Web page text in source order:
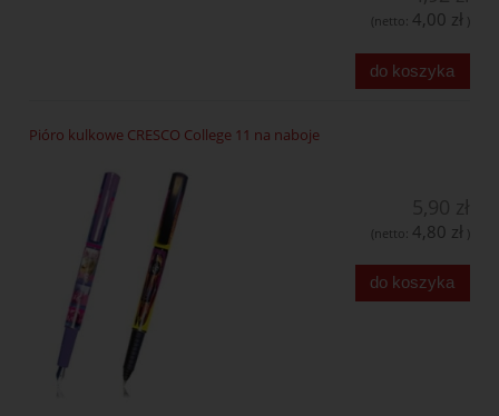
(netto: 4,00 zł )
do koszyka
Pióro kulkowe CRESCO College 11 na naboje
(netto: 4,80 zł )
do koszyka